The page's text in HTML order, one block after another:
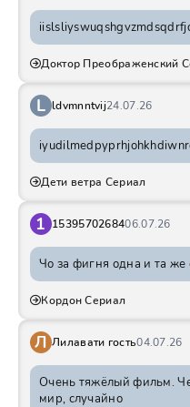
Доктор Преображенский
L ldvmnntvij24.07.26
Дети ветра Сериал
1 1539570268406.07.26
Чо за фигня одна и та же
Кордон Сериал
Л Лилавати гость04.07.26
Очень тяжёлый фильм.
мир, случайно